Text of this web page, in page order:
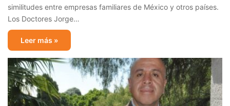
similitudes entre empresas familiares de México y otros países.
Los Doctores Jorge…
Leer más »